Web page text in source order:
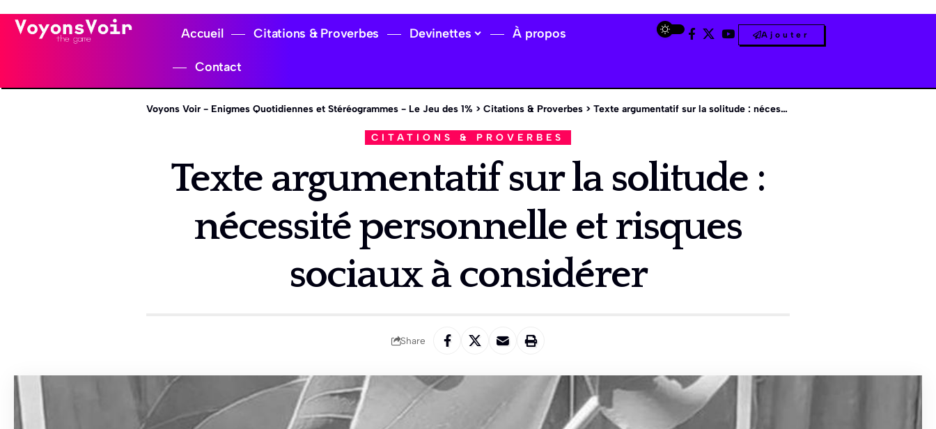
Accueil Citations & Proverbes Devinettes À propos
Contact
Ajouter
Voyons Voir - Enigmes Quotidiennes et Stéréogrammes - Le Jeu des 1% > Citations & Proverbes > Texte argumentatif sur la solitude : nécessité personnelle et risques sociaux à considérer
CITATIONS & PROVERBES
Texte argumentatif sur la solitude :
nécessité personnelle et risques
sociaux à considérer
Share